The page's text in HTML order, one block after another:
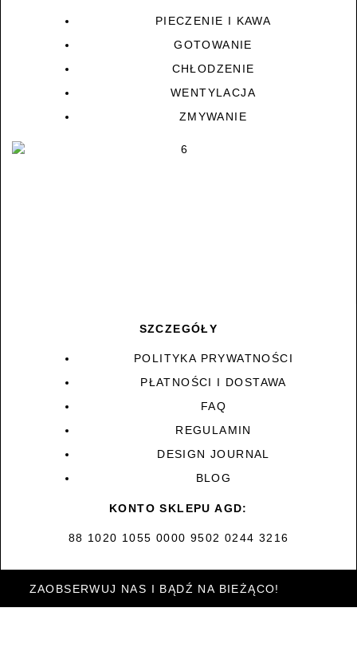
PIECZENIE I KAWA
GOTOWANIE
CHŁODZENIE
WENTYLACJA
ZMYWANIE
SZCZEGÓŁY
POLITYKA PRYWATNOŚCI
PŁATNOŚCI I DOSTAWA
FAQ
REGULAMIN
DESIGN JOURNAL
BLOG
KONTO SKLEPU AGD:
88 1020 1055 0000 9502 0244 3216
ZAOBSERWUJ NAS I BĄDŹ NA BIEŻĄCO!